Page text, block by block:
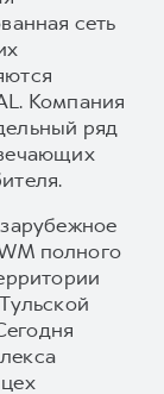
сеть
Компания
ряд
полного